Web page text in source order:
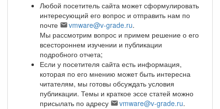
Любой посетитель сайта может сформулировать
интересующий его вопрос и отправить нам по
почте
vmware@v-grade.ru.
Мы рассмотрим вопрос и примем решение о его
всестороннем изучении и публикации
подробного отчета;
Если у посетителя сайта есть информация,
которая по его мнению может быть интересна
читателям, мы готовы обсуждать условия
публикации. Темы и краткое эссе статей можно
присылать по адресу
vmware@v-grade.ru.